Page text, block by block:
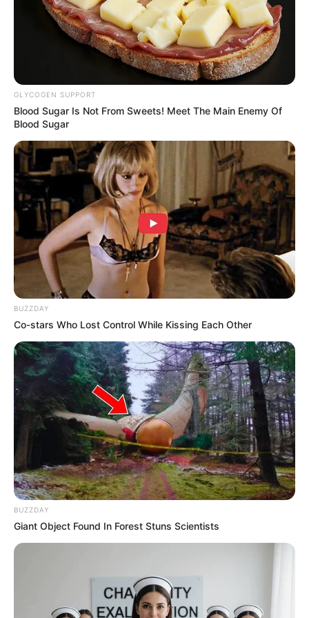
Liu Kai sebelumnya sukses membintangi sebuah drama yang
Sword Dynasty(2019), sedangkan Peng Guan Ying
pernah berperan dalam drama yang berjudulTo Dear Myself
Daftar isi
DETAIL
Judul: The Confidence / 阳光之下
Judul lain: Di Bawah Matahari / In the Palm of My Hand /
Yang Guang Zhi Xia / Zhang Zhong Zhi Wu / The Controllers
Genre: Thriller
Produser: Tang Hai Yan, Tang Fan, Ren Xu, Chen Xi Xiao,
Tao Yong, Ji Wei Jie
GLYCOGEN SUPPORT
Blood Sugar Is Not From Sweets! Meet The Main Enemy Of
Blood Sugar
BUZZDAY
Co-stars Who Lost Control While Kissing Each Other
BUZZDAY
Giant Object Found In Forest Stuns Scientists